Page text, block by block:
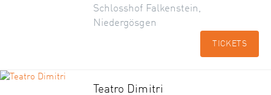
Schlosshof Falkenstein,
Niedergösgen
TICKETS
Teatro Dimitri